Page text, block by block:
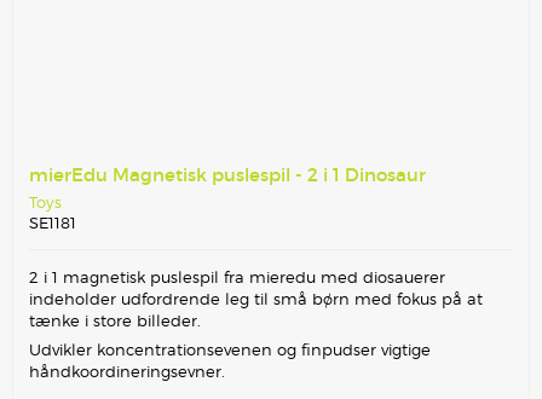
mierEdu Magnetisk puslespil - 2 i 1 Dinosaur
Toys
SE1181
2 i 1 magnetisk puslespil fra mieredu med diosauerer
indeholder udfordrende leg til små børn med fokus på at
tænke i store billeder.
Udvikler koncentrationsevenen og finpudser vigtige
håndkoordineringsevner.